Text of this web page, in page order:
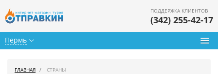
Пермь
ПОДДЕРЖКА КЛИЕНТОВ
(342) 255-42-17
ГЛАВНАЯ СТРАНЫ